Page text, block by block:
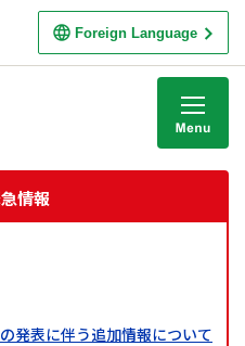
Foreign Language
情報
発表に伴う追加情報について